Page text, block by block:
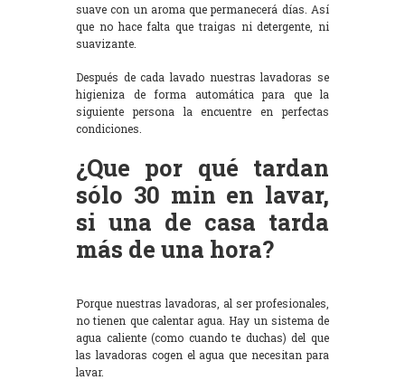
suave con un aroma que permanecerá días. Así
que no hace falta que traigas ni detergente, ni
suavizante.
Después de cada lavado nuestras lavadoras se
higieniza de forma automática para que la
siguiente persona la encuentre en perfectas
condiciones.
¿Que por qué tardan
sólo 30 min en lavar,
si una de casa tarda
más de una hora?
Porque nuestras lavadoras, al ser profesionales,
no tienen que calentar agua. Hay un sistema de
agua caliente (como cuando te duchas) del que
las lavadoras cogen el agua que necesitan para
lavar.